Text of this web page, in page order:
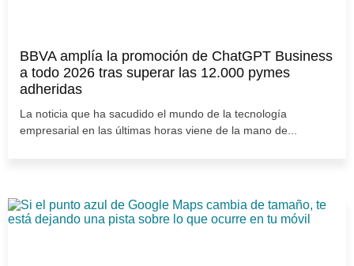
BBVA amplía la promoción de ChatGPT Business
a todo 2026 tras superar las 12.000 pymes
adheridas
La noticia que ha sacudido el mundo de la tecnología
empresarial en las últimas horas viene de la mano de...